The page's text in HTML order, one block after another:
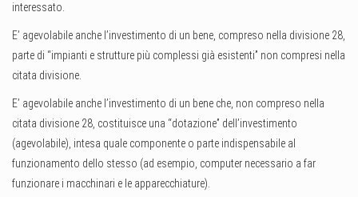
interessato.
E’ agevolabile anche l’investimento di un bene, compreso nella divisione 28,
parte di “impianti e strutture più complessi già esistenti” non compresi nella
citata divisione.
E’ agevolabile anche l’investimento di un bene che, non compreso nella
citata divisione 28, costituisce una “dotazione” dell’investimento
(agevolabile), intesa quale componente o parte indispensabile al
funzionamento dello stesso (ad esempio, computer necessario a far
funzionare i macchinari e le apparecchiature).